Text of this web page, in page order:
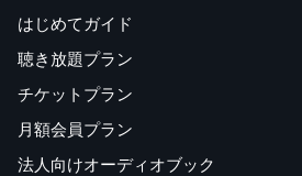
はじめてガイド
聴き放題プラン
チケットプラン
月額会員プラン
法人向けオーディオブック